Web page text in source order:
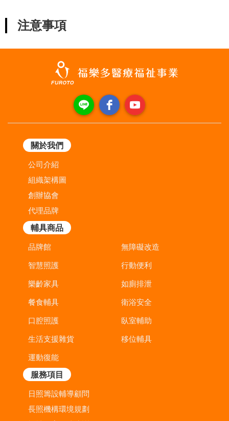
注意事項
關於我們
公司介紹
組織架構圖
創辦協會
代理品牌
輔具商品
品牌館 無障礙改造
智慧照護 行動便利
樂齡家具 如廁排泄
餐食輔具 衛浴安全
口腔照護 臥室輔助
生活支援雜貨 移位輔具
運動復能
服務項目
日照籌設輔導顧問
長照機構環境規劃